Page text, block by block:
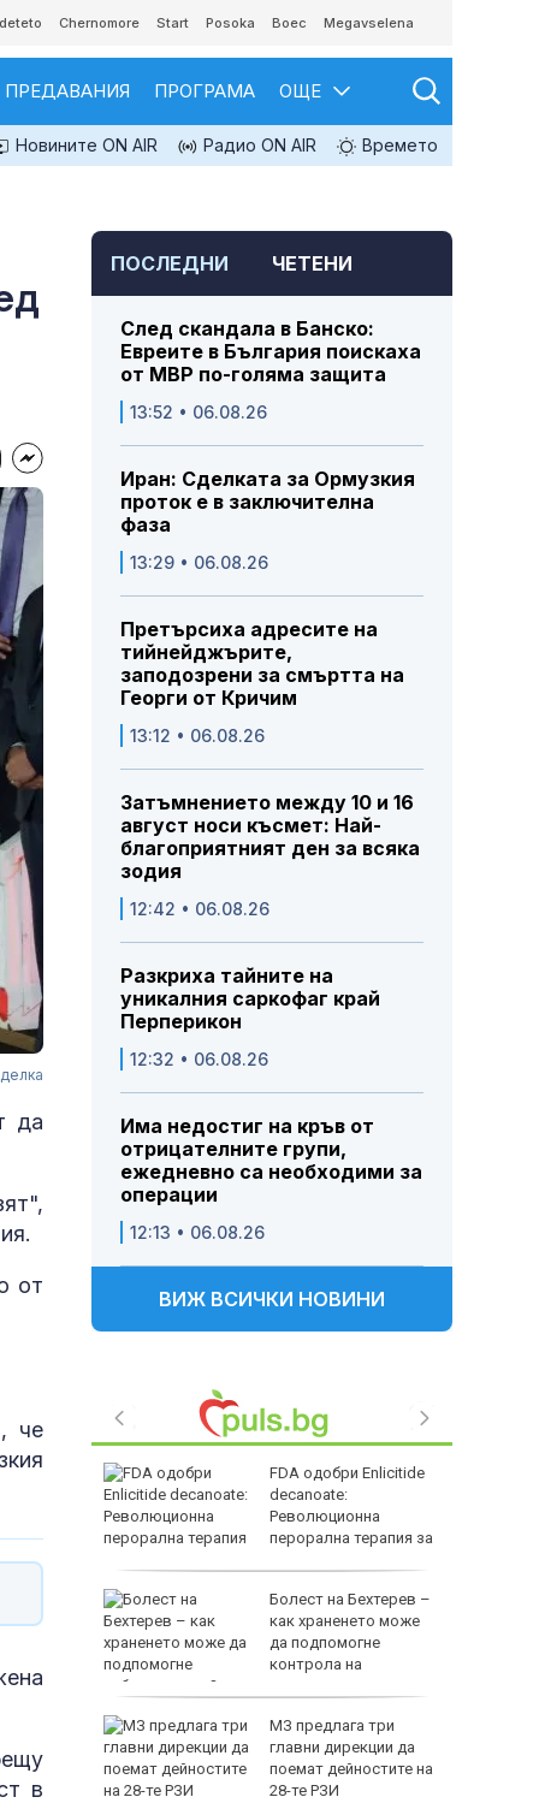
Chernomore Start Posoka Boec Megavselena
ПРЕДАВАНИЯ ПРОГРАМА ОЩЕ
Новините ON AIR Радио ON AIR Времето
да
от
че
в
ПОСЛЕДНИ ЧЕТЕНИ
След скандала в Банско:
Евреите в България поискаха
от МВР по-голяма защита
13:52 • 06.08.26
Иран: Сделката за Ормузкия
проток е в заключителна
фаза
13:29 • 06.08.26
Претърсиха адресите на
тийнейджърите,
заподозрени за смъртта на
Георги от Кричим
13:12 • 06.08.26
Затъмнението между 10 и 16
август носи късмет: Най-
благоприятният ден за всяка
зодия
12:42 • 06.08.26
Разкриха тайните на
уникалния саркофаг край
Перперикон
12:32 • 06.08.26
Има недостиг на кръв от
отрицателните групи,
ежедневно са необходими за
операции
12:13 • 06.08.26
ВИЖ ВСИЧКИ НОВИНИ
от
FDA одобри Еnlicitide
decanoate:
Революционна
перорална терапия за
Болест на Бехтерев –
как храненето може
да подпомогне
контрола на
заболяването?
МЗ предлага три
главни дирекции да
поемат дейностите на
28-те РЗИ